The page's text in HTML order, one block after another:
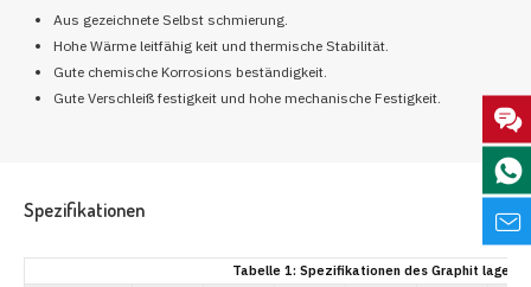
Aus gezeichnete Selbst schmierung.
Hohe Wärme leitfähig keit und thermische Stabilität.
Gute chemische Korrosions beständigkeit.
Gute Verschleiß festigkeit und hohe mechanische Festigkeit.
Spezifikationen
Tabelle 1: Spezifikationen des Graphit lagers